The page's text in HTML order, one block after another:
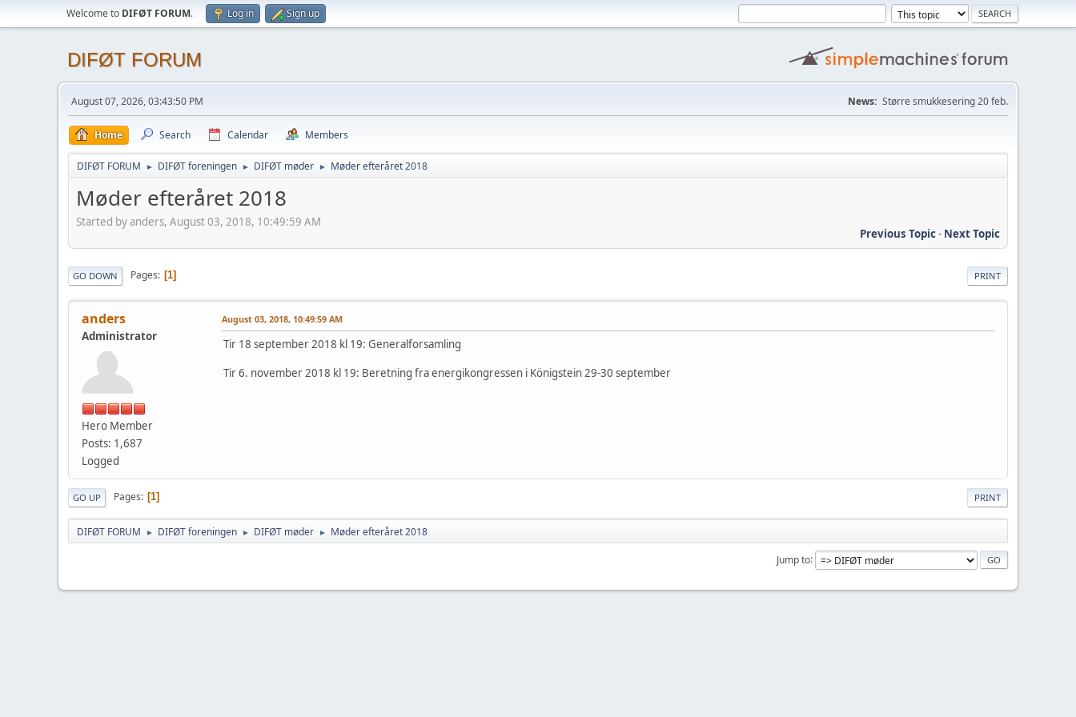
Welcome to DIFØT FORUM. Log in Sign up
DIFØT FORUM
August 07, 2026, 03:43:50 PM News: Større smukkesering 20 feb.
Home Search Calendar Members
DIFØT FORUM ► DIFØT foreningen ► DIFØT møder ► Møder efteråret 2018
Møder efteråret 2018
Started by anders, August 03, 2018, 10:49:59 AM
Previous Topic- Next Topic
PRINT
GO DOWN Pages 1
anders
Administrator
Hero Member
Posts: 1,687
Logged
August 03, 2018, 10:49:59 AM
Tir 18 september 2018 kl 19: Generalforsamling
Tir 6. november 2018 kl 19: Beretning fra energikongressen i Königstein 29-30 september
PRINT
GO UP Pages 1
DIFØT FORUM ► DIFØT foreningen ► DIFØT møder ► Møder efteråret 2018
Jump to